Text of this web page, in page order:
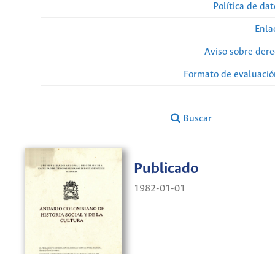
Política de
Aviso sobre
Formato de
Buscar
Publicado
1982-01-01